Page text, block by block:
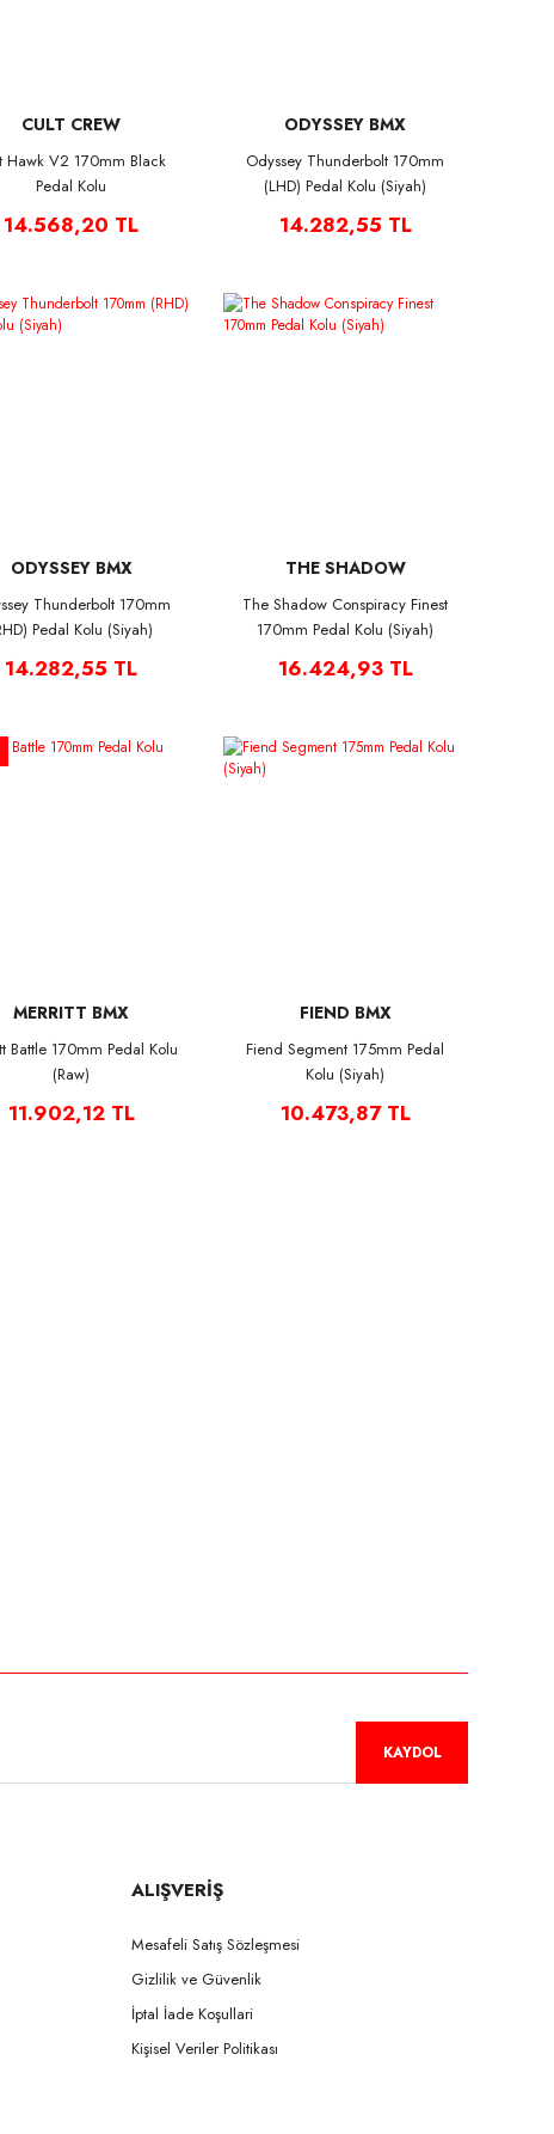
CULT CREW
Hawk V2 170mm Black
Pedal Kolu
14.568,20 TL
ODYSSEY BMX
Odyssey Thunderbolt 170mm
(LHD) Pedal Kolu (Siyah)
14.282,55 TL
ODYSSEY BMX
Thunderbolt 170mm
Pedal Kolu (Siyah)
14.282,55 TL
THE SHADOW
CONSPIRACY
The Shadow Conspiracy Finest
170mm Pedal Kolu (Siyah)
16.424,93 TL
MERRITT BMX
Battle 170mm Pedal Kolu
(Raw)
11.902,12 TL
FIEND BMX
Fiend Segment 175mm Pedal
Kolu (Siyah)
10.473,87 TL
KAYDOL
ALIŞVERİŞ
Mesafeli Satış Sözleşmesi
Gizlilik ve Güvenlik
İptal İade Koşullari
Kişisel Veriler Politikası